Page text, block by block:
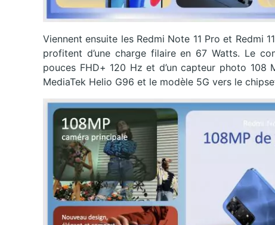
Viennent ensuite les Redmi Note 11 Pro et Redmi
profitent d’une charge filaire en 67 Watts. Le
pouces FHD+ 120 Hz et d’un capteur photo 108
MediaTek Helio G96 et le modèle 5G vers le